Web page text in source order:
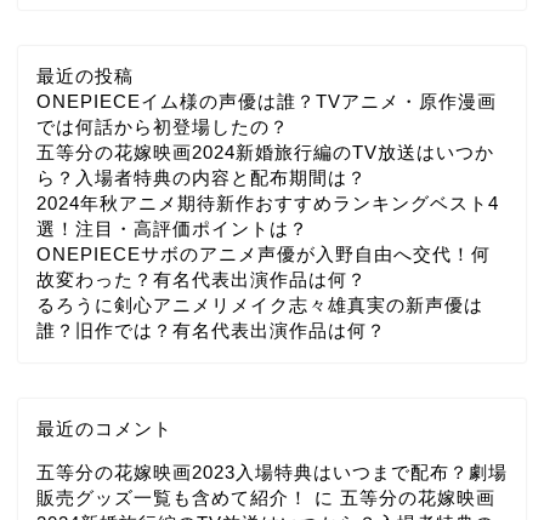
最近の投稿
ONEPIECEイム様の声優は誰？TVアニメ・原作漫画
では何話から初登場したの？
五等分の花嫁映画2024新婚旅行編のTV放送はいつか
ら？入場者特典の内容と配布期間は？
2024年秋アニメ期待新作おすすめランキングベスト4
選！注目・高評価ポイントは？
ONEPIECEサボのアニメ声優が入野自由へ交代！何
故変わった？有名代表出演作品は何？
るろうに剣心アニメリメイク志々雄真実の新声優は
誰？旧作では？有名代表出演作品は何？
最近のコメント
五等分の花嫁映画2023入場特典はいつまで配布？劇場
販売グッズ一覧も含めて紹介！
に 五等分の花嫁映画